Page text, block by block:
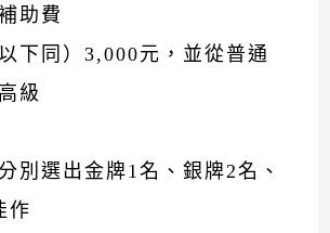
助費
下同）3,000元，並從普通
級
別選出金牌1名、銀牌2名、
作